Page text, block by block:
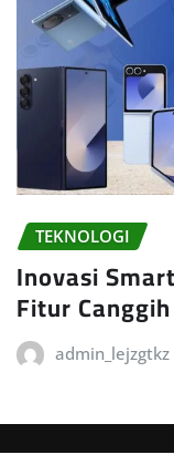
TEKNOLOGI
Inovasi
Fitur Canggih
admin_lejzgtkz